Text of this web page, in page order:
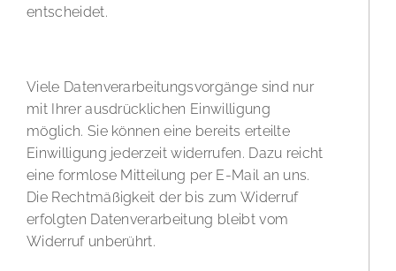
entscheidet.
Viele Datenverarbeitungsvorgänge sind nur
mit Ihrer ausdrücklichen Einwilligung
möglich. Sie können eine bereits erteilte
Einwilligung jederzeit widerrufen. Dazu reicht
eine formlose Mitteilung per E-Mail an uns.
Die Rechtmäßigkeit der bis zum Widerruf
erfolgten Datenverarbeitung bleibt vom
Widerruf unberührt.